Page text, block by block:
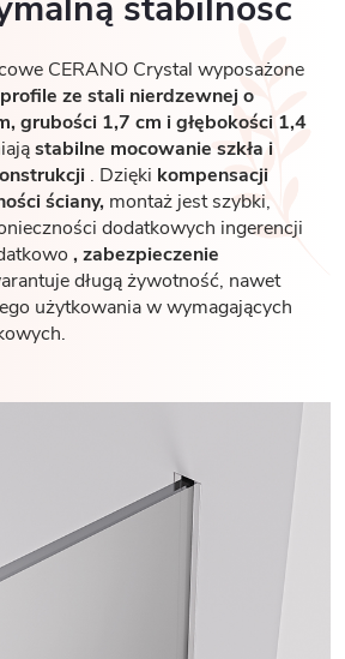
CERANO Crystal wyposażone
ze stali nierdzewnej o
grubości 1,7 cm i głębokości 1,4
stabilne mocowanie szkła i
. Dzięki kompensacji
ściany, montaż jest szybki,
dodatkowych ingerencji
, zabezpieczenie
długą żywotność, nawet
użytkowania w wymagających